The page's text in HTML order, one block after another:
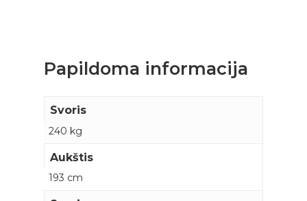
Papildoma informacija
Svoris
240 kg
Aukštis
193 cm